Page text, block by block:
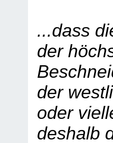
...dass
der
der
oder
deshalb